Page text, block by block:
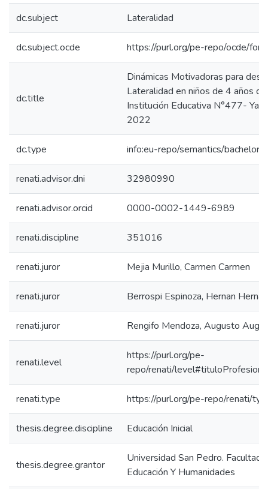
dc.subject Lateralidad
dc.subject.ocde https://purl.org/pe-repo/ocde/
dc.title
Dinámicas Motivadoras para
Lateralidad en niños de 4 años
Institución Educativa N°477-
2022
dc.type info:eu-repo/semantics/
renati.advisor.dni 32980990
renati.advisor.orcid 0000-0002-1449-6989
renati.discipline 351016
renati.juror Mejia Murillo, Carmen Carmen
renati.juror Berrospi Espinoza, Hernan Hernan
renati.juror Rengifo Mendoza, Augusto
renati.level
https://purl.org/pe-
repo/renati/
renati.type https://purl.org/pe-repo/renati/
thesis.degree.discipline Educación Inicial
thesis.degree.grantor
Universidad San Pedro. Facultad
Educación Y Humanidades